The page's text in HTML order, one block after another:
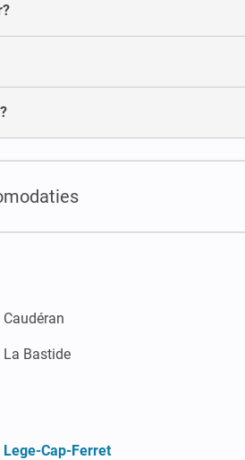
Caudéran
La Bastide
Lege-Cap-Ferret